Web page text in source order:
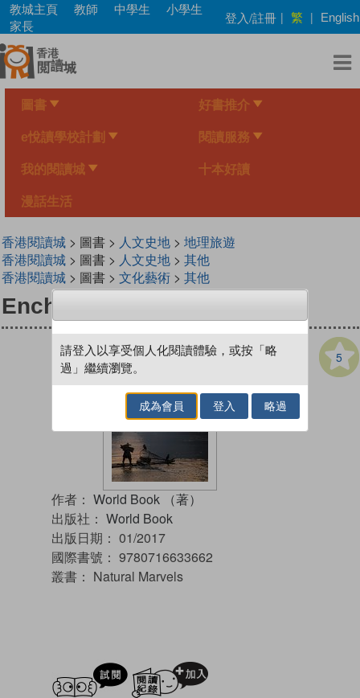
Skip
main
content
教城主頁 教師 中學生
小學生
家長
登入/註冊 | 繁 | English
圖書 好書推介
e悅讀學校計劃 閱讀服務
我的閱讀城 十本好讀
漫話生活
香港閱讀城> 圖書 > 人文史地> 地理旅遊
香港閱讀城> 圖書 > 人文史地> 其他
香港閱讀城> 圖書 > 文化藝術> 其他
Enchanted Landscapes
5
作者： World Book （著）
出版社： World Book
出版日期： 01/2017
國際書號： 9780716633662
叢書： Natural Marvels
試閲
請登入以享受個人化閱讀體驗，或按「略
過」繼續瀏覽。
成為會員 登入 略過